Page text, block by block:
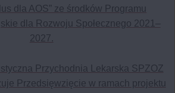
dla AOS” ze środków Programu
dla Rozwoju Społecznego 2021–
2027.
Przychodnia Lekarska SPZOZ
Przedsięwzięcie w ramach projektu